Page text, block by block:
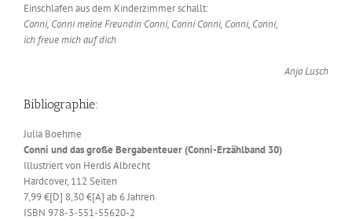
Einschlafen aus dem Kinderzimmer schallt:
Conni, Conni meine Freundin Conni, Conni Conni, Conni, Conni,
ich freue mich auf dich
Anja Lusch
Bibliographie:
Julia Boehme
Conni und das große Bergabenteuer (Conni-Erzählband 30)
Illustriert von Herdis Albrecht
Hardcover, 112 Seiten
7,99 €[D] 8,30 €[A] ab 6 Jahren
ISBN 978-3-551-55620-2